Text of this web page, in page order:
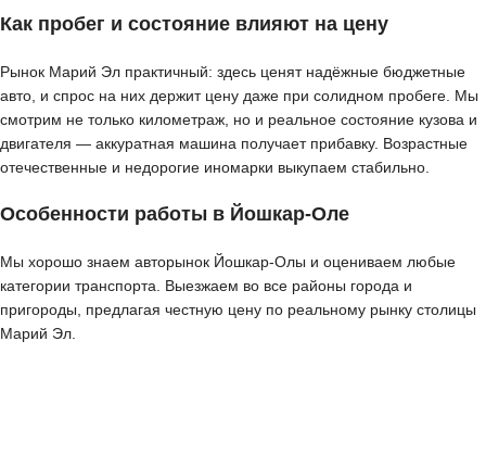
Как пробег и состояние влияют на цену
Рынок Марий Эл практичный: здесь ценят надёжные бюджетные
авто, и спрос на них держит цену даже при солидном пробеге. Мы
смотрим не только километраж, но и реальное состояние кузова и
двигателя — аккуратная машина получает прибавку. Возрастные
отечественные и недорогие иномарки выкупаем стабильно.
Особенности работы в Йошкар-Оле
Мы хорошо знаем авторынок Йошкар-Олы и оцениваем любые
категории транспорта. Выезжаем во все районы города и
пригороды, предлагая честную цену по реальному рынку столицы
Марий Эл.